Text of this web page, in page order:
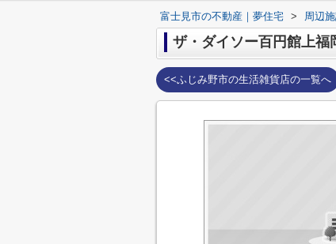
富士見市の不動産｜夢住宅 > 周辺
ザ・ダイソー百円館上福
<<ふじみ野市の生活雑貨店の一覧へ